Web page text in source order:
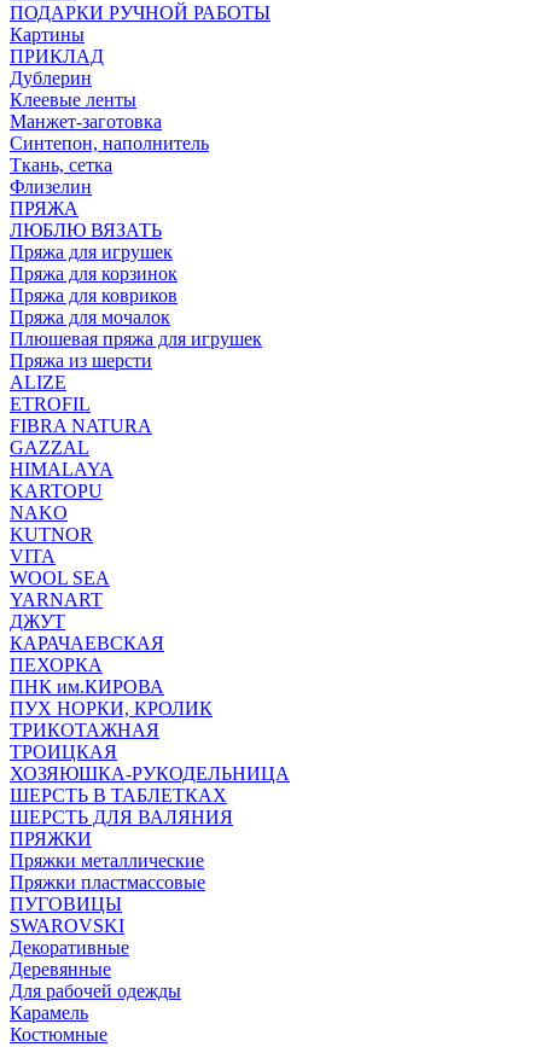
ПОДАРКИ РУЧНОЙ РАБОТЫ
Картины
ПРИКЛАД
Дублерин
Клеевые ленты
Манжет-заготовка
Синтепон, наполнитель
Ткань, сетка
Флизелин
ПРЯЖА
ЛЮБЛЮ ВЯЗАТЬ
Пряжа для игрушек
Пряжа для корзинок
Пряжа для ковриков
Пряжа для мочалок
Плюшевая пряжа для игрушек
Пряжа из шерсти
ALIZE
ETROFIL
FIBRA NATURA
GAZZAL
HIMALAYA
KARTOPU
NAKO
KUTNOR
VITA
WOOL SEA
YARNART
ДЖУТ
КАРАЧАЕВСКАЯ
ПЕХОРКА
ПНК им.КИРОВА
ПУХ НОРКИ, КРОЛИК
ТРИКОТАЖНАЯ
ТРОИЦКАЯ
ХОЗЯЮШКА-РУКОДЕЛЬНИЦА
ШЕРСТЬ В ТАБЛЕТКАХ
ШЕРСТЬ ДЛЯ ВАЛЯНИЯ
ПРЯЖКИ
Пряжки металлические
Пряжки пластмассовые
ПУГОВИЦЫ
SWAROVSKI
Декоративные
Деревянные
Для рабочей одежды
Карамель
Костюмные